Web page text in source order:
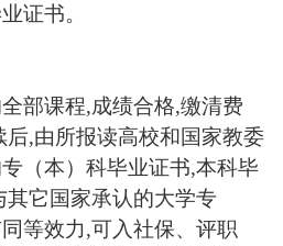
证书。
部课程,成绩合格,缴清费
后,由所报读高校和国家教委
（本）科毕业证书,本科毕
其它国家承认的大学专
同等效力,可入社保、评职